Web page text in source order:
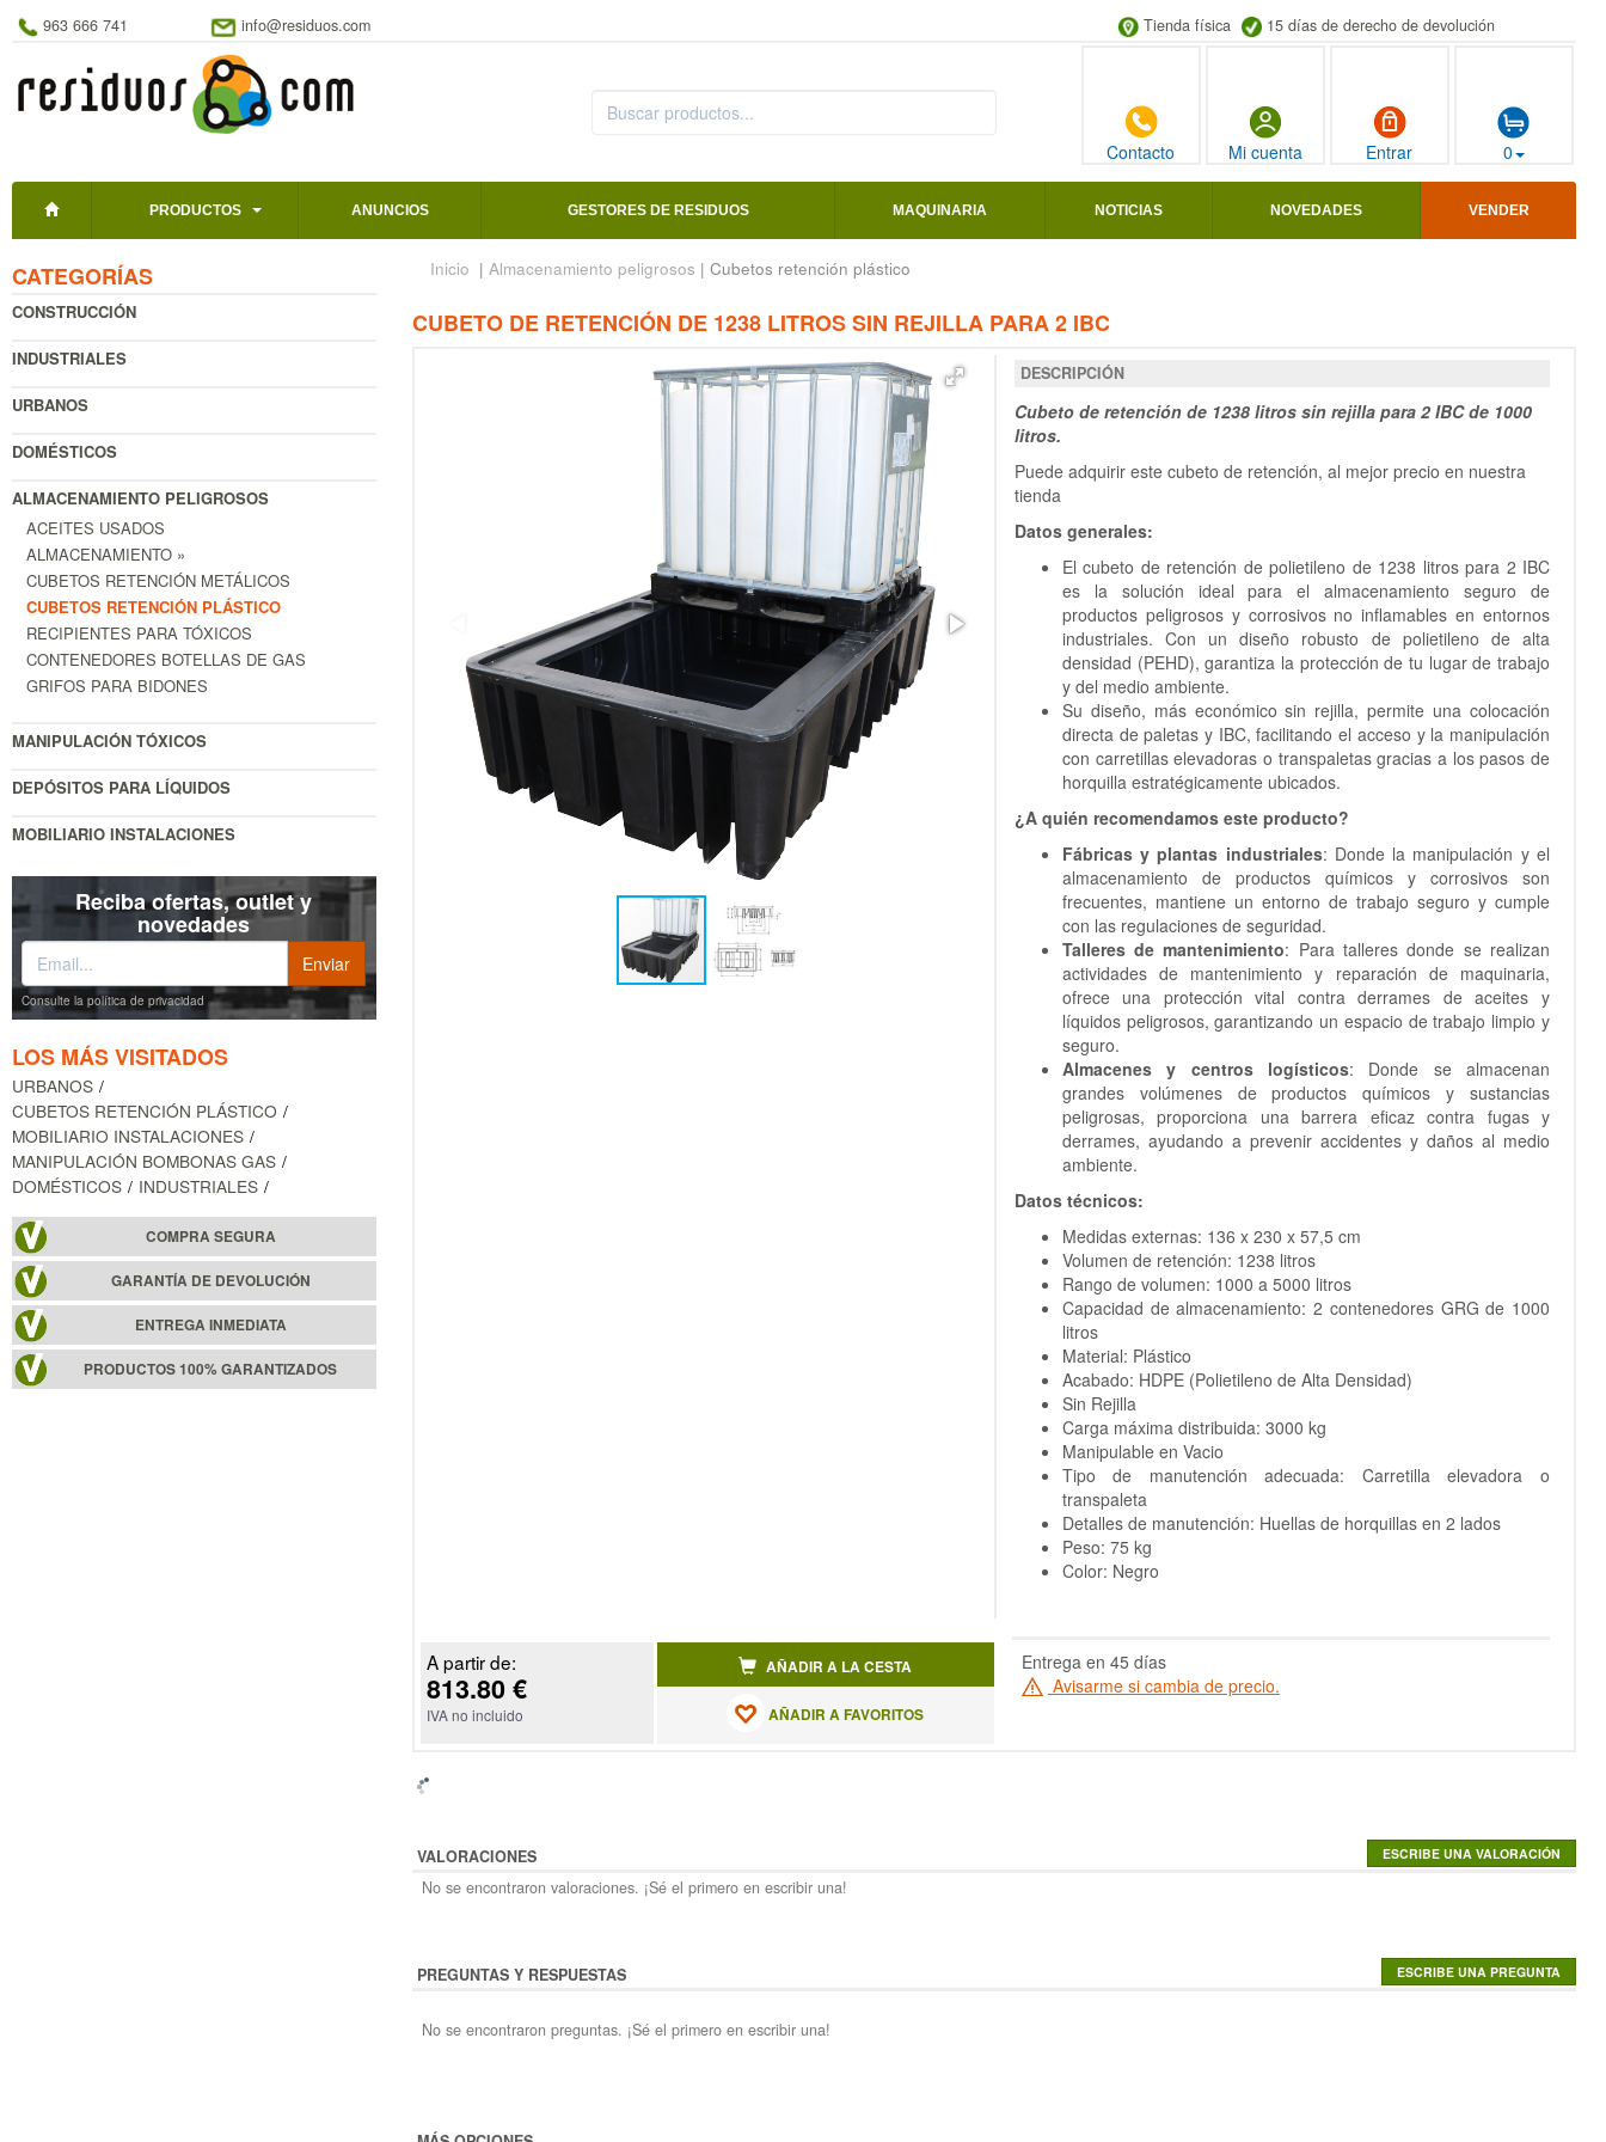
963 666 741 info@residuos.com Tienda física 15 días de derecho de devolución
Contacto Mi cuenta Entrar 0
PRODUCTOS ANUNCIOS GESTORES DE RESIDUOS MAQUINARIA NOTICIAS NOVEDADES VENDER
CATEGORÍAS
CONSTRUCCIÓN
INDUSTRIALES
URBANOS
DOMÉSTICOS
ALMACENAMIENTO PELIGROSOS
ACEITES USADOS
ALMACENAMIENTO »
CUBETOS RETENCIÓN METÁLICOS
CUBETOS RETENCIÓN PLÁSTICO
RECIPIENTES PARA TÓXICOS
CONTENEDORES BOTELLAS DE GAS
GRIFOS PARA BIDONES
MANIPULACIÓN TÓXICOS
DEPÓSITOS PARA LÍQUIDOS
MOBILIARIO INSTALACIONES
Reciba ofertas, outlet y
novedades
Consulte la política de privacidad
LOS MÁS VISITADOS
URBANOS
CUBETOS RETENCIÓN PLÁSTICO
MOBILIARIO INSTALACIONES
MANIPULACIÓN BOMBONAS GAS
DOMÉSTICOS
INDUSTRIALES
COMPRA SEGURA
GARANTÍA DE DEVOLUCIÓN
ENTREGA INMEDIATA
PRODUCTOS 100% GARANTIZADOS
Inicio | Almacenamiento peligrosos | Cubetos retención plástico
CUBETO DE RETENCIÓN DE 1238 LITROS SIN REJILLA PARA 2 IBC
DESCRIPCIÓN
Cubeto de retención de 1238 litros sin rejilla para 2 IBC de 1000
litros.
Puede adquirir este cubeto de retención, al mejor precio en nuestra
tienda
Datos generales:
El cubeto de retención de polietileno de 1238 litros para 2 IBC
es la solución ideal para el almacenamiento seguro de
productos peligrosos y corrosivos no inflamables en entornos
industriales. Con un diseño robusto de polietileno de alta
densidad (PEHD), garantiza la protección de tu lugar de trabajo
y del medio ambiente.
Su diseño, más económico sin rejilla, permite una colocación
directa de paletas y IBC, facilitando el acceso y la manipulación
con carretillas elevadoras o transpaletas gracias a los pasos de
horquilla estratégicamente ubicados.
¿A quién recomendamos este producto?
Fábricas y plantas industriales: Donde la manipulación y el
almacenamiento de productos químicos y corrosivos son
frecuentes, mantiene un entorno de trabajo seguro y cumple
con las regulaciones de seguridad.
Talleres de mantenimiento: Para talleres donde se realizan
actividades de mantenimiento y reparación de maquinaria,
ofrece una protección vital contra derrames de aceites y
líquidos peligrosos, garantizando un espacio de trabajo limpio y
seguro.
Almacenes y centros logísticos: Donde se almacenan
grandes volúmenes de productos químicos y sustancias
peligrosas, proporciona una barrera eficaz contra fugas y
derrames, ayudando a prevenir accidentes y daños al medio
ambiente.
Datos técnicos:
Medidas externas: 136 x 230 x 57,5 cm
Volumen de retención: 1238 litros
Rango de volumen: 1000 a 5000 litros
Capacidad de almacenamiento: 2 contenedores GRG de 1000
litros
Material: Plástico
Acabado: HDPE (Polietileno de Alta Densidad)
Sin Rejilla
Carga máxima distribuida: 3000 kg
Manipulable en Vacio
Tipo de manutención adecuada: Carretilla elevadora o
transpaleta
Detalles de manutención: Huellas de horquillas en 2 lados
Peso: 75 kg
Color: Negro
A partir de:
813.80 €
IVA no incluido
AÑADIR A LA CESTA
AÑADIR A FAVORITOS
Entrega en 45 días
Avisarme si cambia de precio.
VALORACIONES
No se encontraron valoraciones. ¡Sé el primero en escribir una!
PREGUNTAS Y RESPUESTAS
No se encontraron preguntas. ¡Sé el primero en escribir una!